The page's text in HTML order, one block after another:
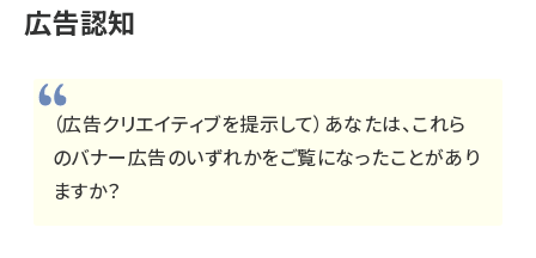
広告認知
（広告クリエイティブを提示して）あなたは、これら
のバナー広告のいずれかをご覧になったことがあり
ますか？